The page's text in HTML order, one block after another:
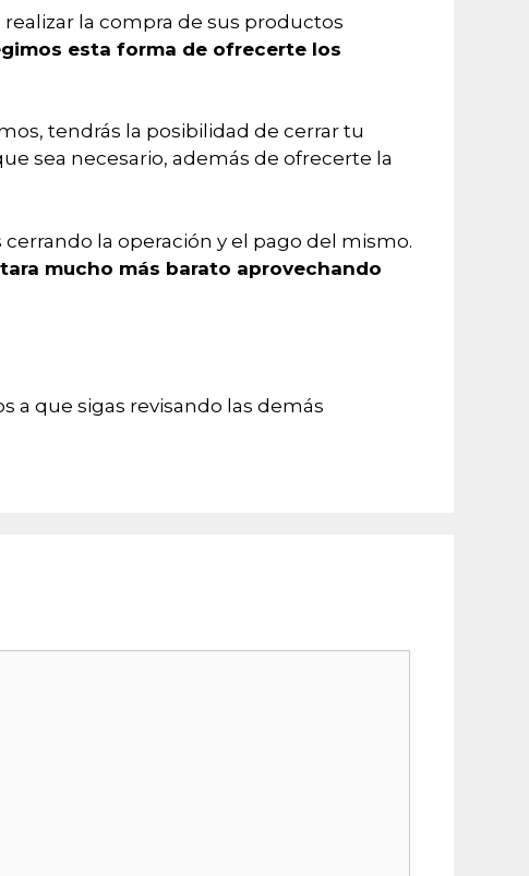
la compra de sus productos
esta forma de ofrecerte los
tendrás la posibilidad de cerrar tu
sea necesario, además de ofrecerte la
la operación y el pago del mismo.
mucho más barato aprovechando
a que sigas revisando las demás